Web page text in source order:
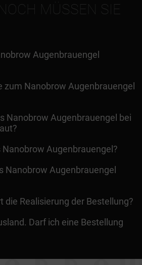
MÜSSEN SIE
Augenbrauengel
zum Nanobrow Augenbrauengel
Nanobrow Augenbrauengel bei
Augenbrauengel?
Nanobrow Augenbrauengel
die Realisierung der Bestellung?
Darf ich eine Bestellung